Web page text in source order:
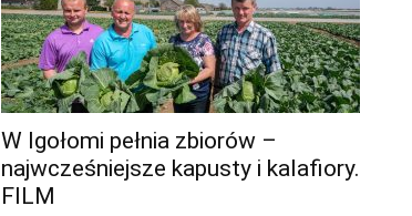
W Igołomi pełnia zbiorów –
najwcześniejsze kapusty i kalafiory.
FILM